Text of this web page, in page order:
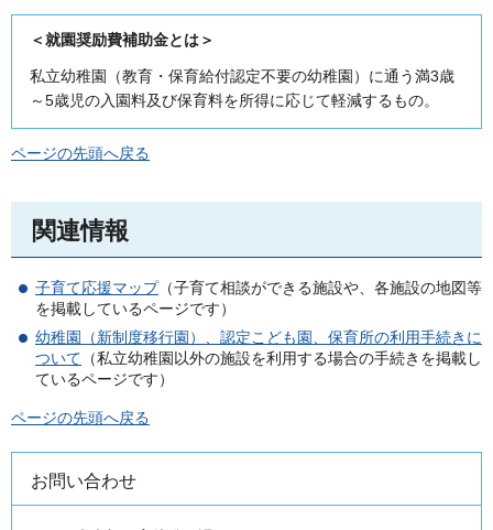
＜就園奨励費補助金とは＞
私立幼稚園（教育・保育給付認定不要の幼稚園）に通う満3歳
～5歳児の入園料及び保育料を所得に応じて軽減するもの。
ページの先頭へ戻る
関連情報
子育て応援マップ（子育て相談ができる施設や、各施設の地図等
を掲載しているページです）
幼稚園（新制度移行園）、認定こども園、保育所の利用手続きに
ついて （私立幼稚園以外の施設を利用する場合の手続きを掲載し
ているページです）
ページの先頭へ戻る
お問い合わせ